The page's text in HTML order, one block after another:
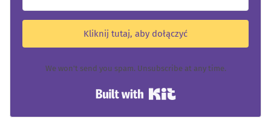
Kliknij tutaj, aby dołączyć
We won't send you spam. Unsubscribe at any time.